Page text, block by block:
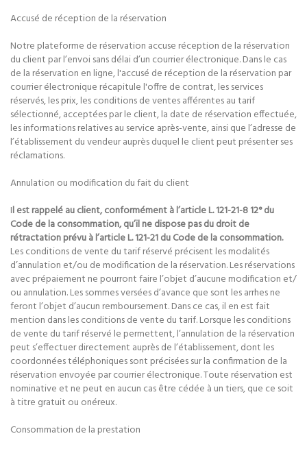
Accusé de réception de la réservation
Notre plateforme de réservation accuse réception de la réservation
du client par l’envoi sans délai d’un courrier électronique. Dans le cas
de la réservation en ligne, l'accusé de réception de la réservation par
courrier électronique récapitule l'offre de contrat, les services
réservés, les prix, les conditions de ventes afférentes au tarif
sélectionné, acceptées par le client, la date de réservation effectuée,
les informations relatives au service après-vente, ainsi que l’adresse de
l’établissement du vendeur auprès duquel le client peut présenter ses
réclamations.
Annulation ou modification du fait du client
Il est rappelé au client, conformément à l’article L. 121-21-8 12° du
Code de la consommation, qu’il ne dispose pas du droit de
rétractation prévu à l’article L. 121-21 du Code de la consommation.
Les conditions de vente du tarif réservé précisent les modalités
d’annulation et/ou de modification de la réservation. Les réservations
avec prépaiement ne pourront faire l’objet d’aucune modification et/
ou annulation. Les sommes versées d’avance que sont les arrhes ne
feront l’objet d’aucun remboursement. Dans ce cas, il en est fait
mention dans les conditions de vente du tarif. Lorsque les conditions
de vente du tarif réservé le permettent, l’annulation de la réservation
peut s’effectuer directement auprès de l’établissement, dont les
coordonnées téléphoniques sont précisées sur la confirmation de la
réservation envoyée par courrier électronique. Toute réservation est
nominative et ne peut en aucun cas être cédée à un tiers, que ce soit
à titre gratuit ou onéreux.
Consommation de la prestation